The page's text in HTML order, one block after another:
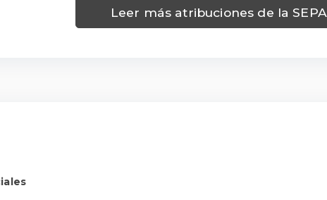
Leer más atribuciones de la